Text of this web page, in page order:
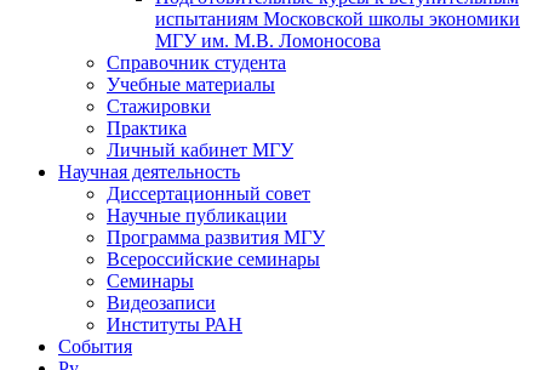
испытаниям Московской школы экономики
МГУ им. М.В. Ломоносова
Справочник студента
Учебные материалы
Стажировки
Практика
Личный кабинет МГУ
Научная деятельность
Диссертационный совет
Научные публикации
Программа развития МГУ
Всероссийские семинары
Семинары
Видеозаписи
Институты РАН
События